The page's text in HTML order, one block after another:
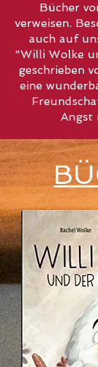
Bücher
verweisen.
auch auf
"Willi Wolke
geschrieben
eine
Angst